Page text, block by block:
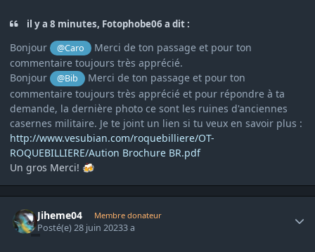
il y a 8 minutes, Fotophobe06 a dit :
Bonjour @Caro
Merci de ton passage et pour ton
commentaire toujours très apprécié.
Bonjour
@Bib
Merci de ton passage et pour ton
commentaire toujours très apprécié et pour répondre à ta
demande, la dernière photo ce sont les ruines d'anciennes
casernes militaire. Je te joint un lien si tu veux en savoir plus :
http://www.vesubian.com/roquebilliere/OT-
ROQUEBILLIERE/Aution Brochure BR.pdf
Un gros Merci! 🍻
Jiheme04 Membre donateur
Posté(e)28 juin 20233 a